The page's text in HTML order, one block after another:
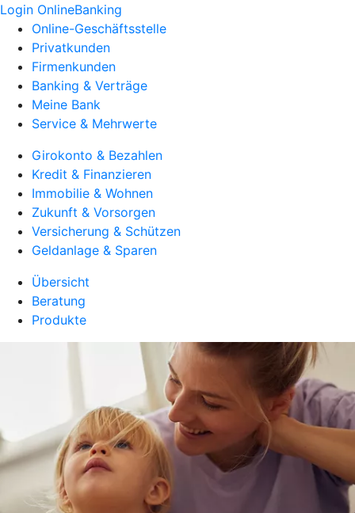
Login OnlineBanking
Online-Geschäftsstelle
Privatkunden
Firmenkunden
Banking & Verträge
Meine Bank
Service & Mehrwerte
Girokonto & Bezahlen
Kredit & Finanzieren
Immobilie & Wohnen
Zukunft & Vorsorgen
Versicherung & Schützen
Geldanlage & Sparen
Übersicht
Beratung
Produkte